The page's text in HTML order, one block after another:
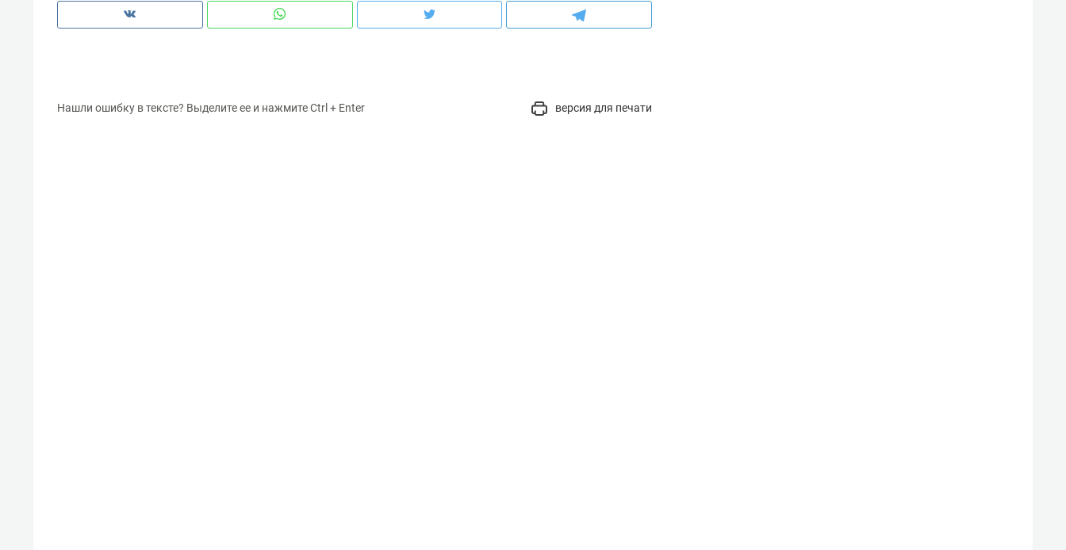
Нашли ошибку в тексте? Выделите ее и нажмите Ctrl + Enter версия для печати